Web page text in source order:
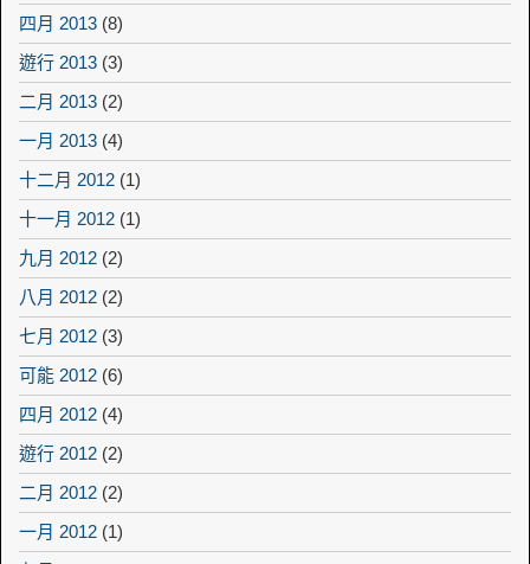
四月 2013 (8)
遊行 2013 (3)
二月 2013 (2)
一月 2013 (4)
十二月 2012 (1)
十一月 2012 (1)
九月 2012 (2)
八月 2012 (2)
七月 2012 (3)
可能 2012 (6)
四月 2012 (4)
遊行 2012 (2)
二月 2012 (2)
一月 2012 (1)